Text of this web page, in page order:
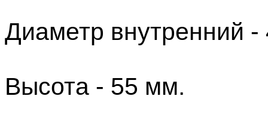
Диаметр внутренний
Высота - 55 мм.